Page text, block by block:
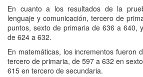
En cuanto a los resultados de la
lenguaje y comunicación, tercero de
puntos, sexto de primaria de 636 a 640,
de 624 a 632.
En matemáticas, los incrementos fueron
tercero de primaria, de 597 a 632 en
615 en tercero de secundaria.